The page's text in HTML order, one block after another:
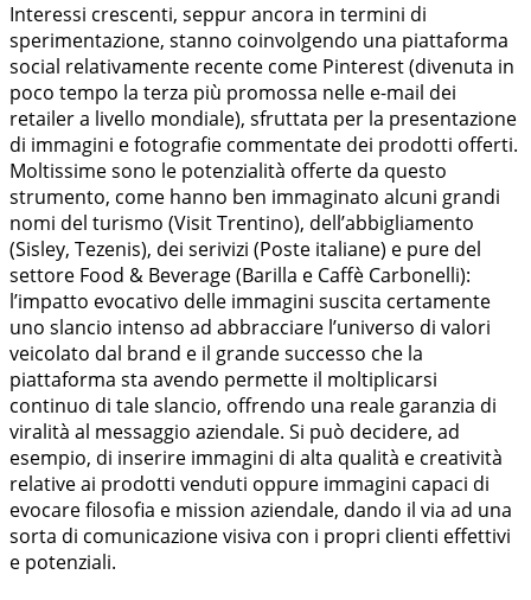
Interessi crescenti, seppur ancora in termini di
sperimentazione, stanno coinvolgendo una piattaforma
social relativamente recente come Pinterest (divenuta in
poco tempo la terza più promossa nelle e-mail dei
retailer a livello mondiale), sfruttata per la presentazione
di immagini e fotografie commentate dei prodotti offerti.
Moltissime sono le potenzialità offerte da questo
strumento, come hanno ben immaginato alcuni grandi
nomi del turismo (Visit Trentino), dell’abbigliamento
(Sisley, Tezenis), dei serivizi (Poste italiane) e pure del
settore Food & Beverage (Barilla e Caffè Carbonelli):
l’impatto evocativo delle immagini suscita certamente
uno slancio intenso ad abbracciare l’universo di valori
veicolato dal brand e il grande successo che la
piattaforma sta avendo permette il moltiplicarsi
continuo di tale slancio, offrendo una reale garanzia di
viralità al messaggio aziendale. Si può decidere, ad
esempio, di inserire immagini di alta qualità e creatività
relative ai prodotti venduti oppure immagini capaci di
evocare filosofia e mission aziendale, dando il via ad una
sorta di comunicazione visiva con i propri clienti effettivi
e potenziali.